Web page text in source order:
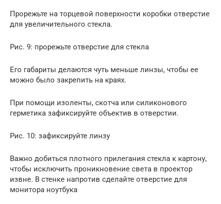
Прорежьте на торцевой поверхности коробки отверстие
для увеличительного стекла.
Рис. 9: прорежьте отверстие для стекла
Его габариты делаются чуть меньше линзы, чтобы ее
можно было закрепить на краях.
При помощи изоленты, скотча или силиконового
герметика зафиксируйте объектив в отверстии.
Рис. 10: зафиксируйте линзу
Важно добиться плотного прилегания стекла к картону,
чтобы исключить проникновение света в проектор
извне. В стенке напротив сделайте отверстие для
монитора ноутбука